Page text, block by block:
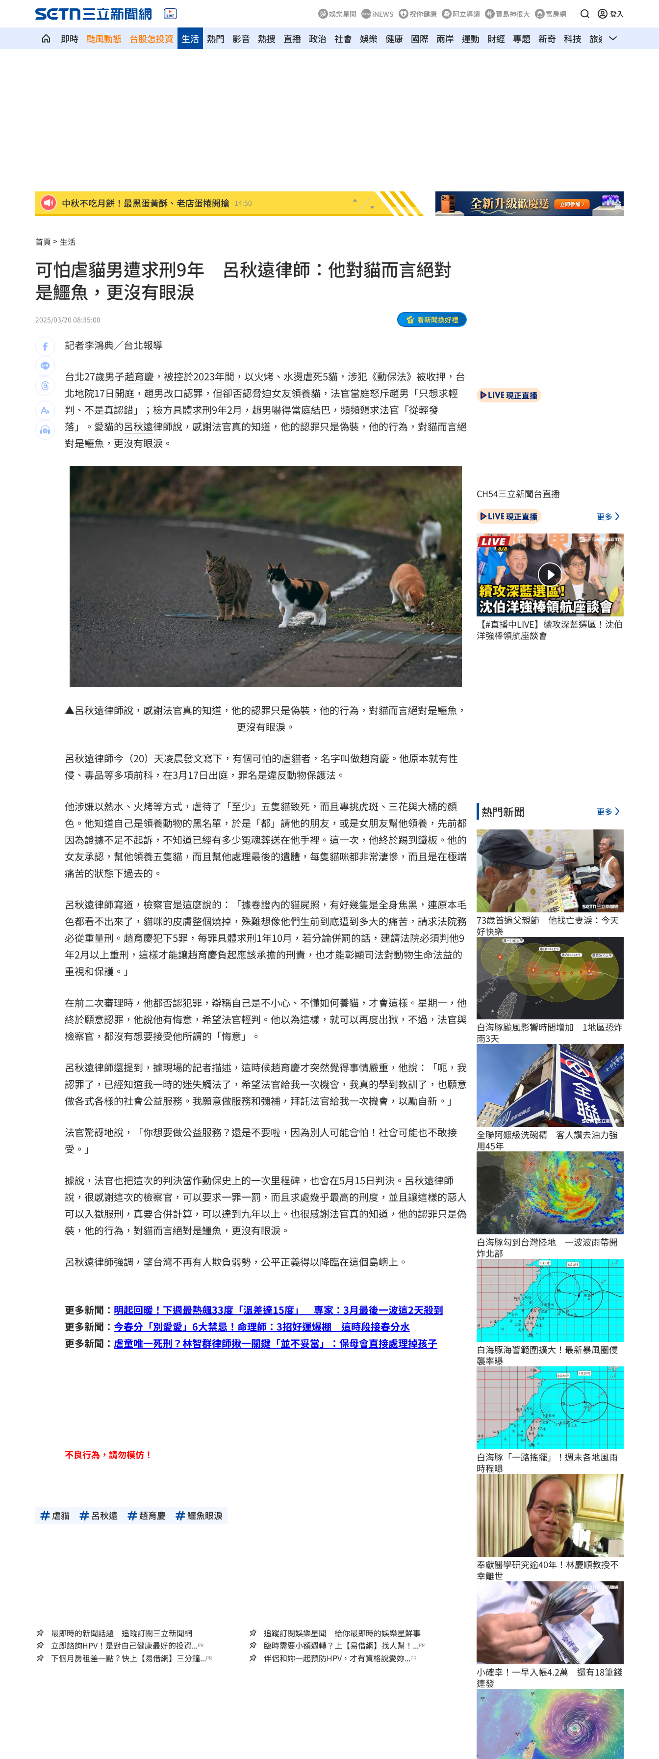
娛樂星聞 iNEWS 祝你健康 阿立導讀 寶島神很大 富房網 登入
即時 颱風動態 台股怎投資 熱門 影音 熱搜 直播 政治 社會 娛樂
生活 健康 國際 兩岸 運動 財經 專題 新奇 科技 旅遊 汽車
中秋不吃月餅！最黑蛋黃酥、老店蛋捲開搶 14:50
役男潛逃被抓曝悲慘處境！兄母入獄缺錢花
雨天鞋子濕「1錯誤習慣」香港腳黴菌狂長 14:39
上節目驚傳拿不到酬勞 8點檔男星曝內幕
白海豚殺到家門口！下週恐又有熱帶擾動
自稱台大學姐遭追問 姜厚任女友回應了
非洲這國拒絕台灣護照入境 外交部發聲了 14:32
不斷更新／8日國籍航空、船班異動一次看 14:30
中國富婆加60場吻戲 短劇剛上線慘遭下架 14:28
亡妹慘遭公公毒手 表姊曝父親節悲傷現況
兄弟2資深主力倒下 張志豪、許基宏動刀
美國揭最新UFO檔案 巨型三角飛行物曝光
漢光42無人機秀攻擊力 展現濱海打擊能力 14:20
AI時代！威力馬導入智慧營運系統提升效率 12:00
台彩父親節推新刮刮樂千萬頭獎超「爸」氣 12:00
商場戰國來臨 台中「頂奢大道」逐漸成形 12:00
「拍片人的多重宇宙」職涯論壇9/12登場！ 10:30
首頁 生活
可怕虐貓男遭求刑9年 呂秋遠律師：他對貓而言絕對
是鱷魚，更沒有眼淚
2025/03/20 08:35:00 看新聞換好禮
記者李鴻典／台北報導
台北27歲男子趙育慶 ，被控於2023年間，以火烤、水燙虐死5貓，涉犯《動保法》被收押，台
北地院17日開庭，趙男改口認罪，但卻否認脅迫女友領養貓，法官當庭怒斥趙男「只想求輕
判、不是真認錯」；檢方具體求刑9年2月，趙男嚇得當庭結巴，頻頻懇求法官「從輕發
落」。愛貓的呂秋遠律師說，感謝法官真的知道，他的認罪只是偽裝，他的行為，對貓而言絕
對是鱷魚，更沒有眼淚。
▲呂秋遠律師說，感謝法官真的知道，他的認罪只是偽裝，他的行為，對貓而言絕對是鱷魚，
更沒有眼淚。
呂秋遠律師今（20）天凌晨發文寫下，有個可怕的虐貓者，名字叫做趙育慶。他原本就有性
侵、毒品等多項前科，在3月17日出庭，罪名是違反動物保護法。
他涉嫌以熱水、火烤等方式，虐待了「至少」五隻貓致死，而且專挑虎斑、三花與大橘的顏
色。他知道自己是領養動物的黑名單，於是「都」請他的朋友，或是女朋友幫他領養，先前都
因為證據不足不起訴，不知道已經有多少冤魂葬送在他手裡。這一次，他終於踢到鐵板。他的
女友承認，幫他領養五隻貓，而且幫他處理最後的遺體，每隻貓咪都非常淒慘，而且是在極端
痛苦的狀態下過去的。
呂秋遠律師寫道，檢察官是這麼說的：「據卷證內的貓屍照，有好幾隻是全身焦黑，連原本毛
色都看不出來了，貓咪的皮膚整個燒掉，殊難想像他們生前到底遭到多大的痛苦，請求法院務
必從重量刑。趙育慶犯下5罪，每罪具體求刑1年10月，若分論併罰的話，建請法院必須判他9
年2月以上重刑，這樣才能讓趙育慶負起應該承擔的刑責，也才能彰顯司法對動物生命法益的
重視和保護。」
在前二次審理時，他都否認犯罪，辯稱自己是不小心、不懂如何養貓，才會這樣。星期一，他
終於願意認罪，他說他有悔意，希望法官輕判。他以為這樣，就可以再度出獄，不過，法官與
檢察官，都沒有想要接受他所謂的「悔意」。
呂秋遠律師還提到，據現場的記者描述，這時候趙育慶才突然覺得事情嚴重，他說：「呃，我
認罪了，已經知道我一時的迷失觸法了，希望法官給我一次機會，我真的學到教訓了，也願意
做各式各樣的社會公益服務。我願意做服務和彌補，拜託法官給我一次機會，以勵自新。」
法官驚訝地說，「你想要做公益服務？還是不要啦，因為別人可能會怕！社會可能也不敢接
受。」
據說，法官也把這次的判決當作動保史上的一次里程碑，也會在5月15日判決。呂秋遠律師
說，很感謝這次的檢察官，可以要求一罪一罰，而且求處幾乎最高的刑度，並且讓這樣的惡人
可以入獄服刑，真要合併計算，可以達到九年以上。也很感謝法官真的知道，他的認罪只是偽
裝，他的行為，對貓而言絕對是鱷魚，更沒有眼淚。
呂秋遠律師強調，望台灣不再有人欺負弱勢，公平正義得以降臨在這個島嶼上。
更多新聞： 明起回暖！下週最熱飆33度「溫差達15度」 專家：3月最後一波這2天殺到
更多新聞： 今春分「別愛愛」6大禁忌！命理師：3招好運爆棚 這時段接春分水
更多新聞： 虐童唯一死刑？林智群律師揪一關鍵「並不妥當」：保母會直接處理掉孩子
不良行為，請勿模仿！
虐貓 呂秋遠 趙育慶 鱷魚眼淚
最即時的新聞話題 追蹤訂閱三立新聞網
追蹤訂閱娛樂星聞 給你最即時的娛樂星鮮事
立即諮詢HPV！是對自己健康最好的投資...PR 臨時需要小額週轉？上【易借網】找人幫！...PR
下個月房租差一點？快上【易借網】三分鐘...PR 伴侶和妳一起預防HPV，才有資格說愛妳...PR
現正直播
CH54三立新聞台直播
現正直播 更多
【#直播中LIVE】續攻深藍選區！沈伯
洋強棒領航座談會
熱門新聞 更多
73歲首過父親節　他找亡妻淚：今天
好快樂
白海豚颱風影響時間增加　1地區恐炸
雨3天
全聯阿嬤級洗碗精　客人讚去油力強
用45年
白海豚勾到台灣陸地　一波波雨帶開
炸北部
白海豚海警範圍擴大！最新暴風圈侵
襲率曝
白海豚「一路搖擺」！週末各地風雨
時程曝
奉獻醫學研究逾40年！林慶順教授不
幸離世
小確幸！一早入帳4.2萬　還有18筆錢
連發